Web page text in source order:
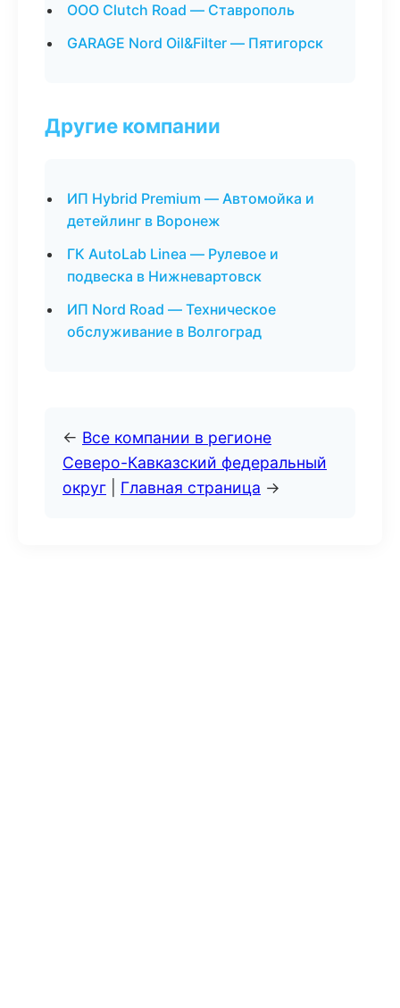
ООО Clutch Road — Ставрополь
GARAGE Nord Oil&Filter — Пятигорск
Другие компании
ИП Hybrid Premium — Автомойка и
детейлинг в Воронеж
ГК AutoLab Linea — Рулевое и
подвеска в Нижневартовск
ИП Nord Road — Техническое
обслуживание в Волгоград
← Все компании в регионе
Северо-Кавказский федеральный
округ
Главная страница →